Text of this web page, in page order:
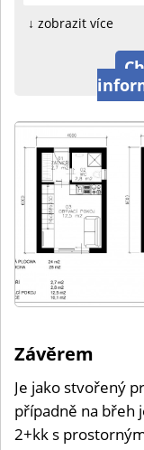
↓ zobrazit více
Závěrem
Je jako stvořený
případně na břeh
2+kk s